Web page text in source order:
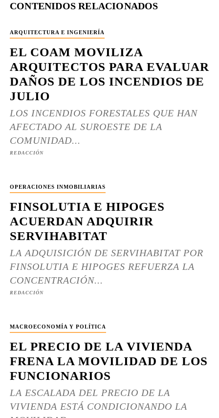
CONTENIDOS RELACIONADOS
ARQUITECTURA E INGENIERÍA
EL COAM MOVILIZA
ARQUITECTOS PARA EVALUAR
DAÑOS DE LOS INCENDIOS DE
JULIO
LOS INCENDIOS FORESTALES QUE HAN
AFECTADO AL SUROESTE DE LA
COMUNIDAD...
REDACCIÓN
OPERACIONES INMOBILIARIAS
FINSOLUTIA E HIPOGES
ACUERDAN ADQUIRIR
SERVIHABITAT
LA ADQUISICIÓN DE SERVIHABITAT POR
FINSOLUTIA E HIPOGES REFUERZA LA
CONCENTRACIÓN...
REDACCIÓN
MACROECONOMÍA Y POLÍTICA
EL PRECIO DE LA VIVIENDA
FRENA LA MOVILIDAD DE LOS
FUNCIONARIOS
LA ESCALADA DEL PRECIO DE LA
VIVIENDA ESTÁ CONDICIONANDO LA